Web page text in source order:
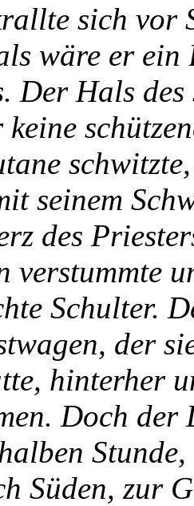
sich vor
wäre er ein
Der Hals
seinem
des
verstummte
Schulter.
der
hinterher
Doch der
Süden, zur